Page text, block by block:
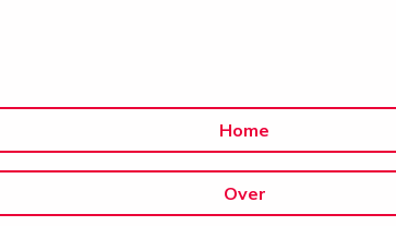
Home
Over